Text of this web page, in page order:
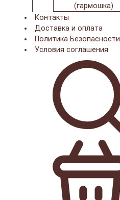
(гармошка)
Контакты
Доставка и оплата
Политика Безопасности
Условия соглашения